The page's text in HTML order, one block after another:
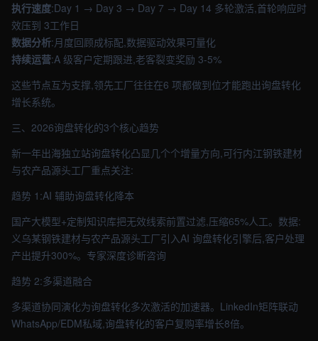
执行速度:Day 1 → Day 3 → Day 7 → Day 14 多轮激活,首轮响应时
效压到 3工作日
数据分析:月度回顾成标配,数据驱动效果可量化
持续运营:A 级客户定期跟进,老客裂变奖励 3-5%
这些节点互为支撑,领先工厂往往在6 项都做到位才能跑出询盘转化
增长系统。
三、2026询盘转化的3个核心趋势
新一年出海独立站询盘转化凸显几个个增量方向,可行内江钢铁建材
与农产品源头工厂重点关注:
趋势 1:AI 辅助询盘转化降本
国产大模型+定制知识库把无效线索前置过滤,压缩65%人工。数据:
义乌某钢铁建材与农产品源头工厂引入AI 询盘转化引擎后,客户处理
产出提升300%。专家深度诊断咨询
趋势 2:多渠道融合
多渠道协同演化为询盘转化多次激活的加速器。LinkedIn矩阵联动
WhatsApp/EDM私域,询盘转化的客户复购率增长8倍。